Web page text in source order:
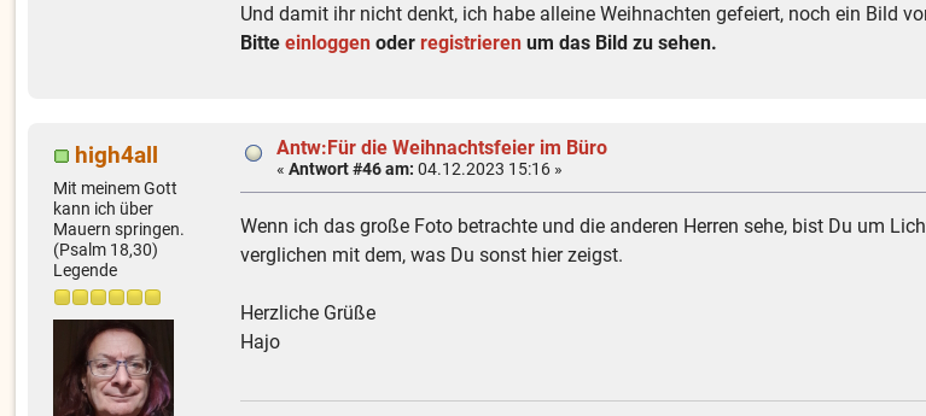
Und damit ihr nicht denkt, ich habe alleine Weihnachten gefeiert, noch ein Bild
Bitteeinloggen oderregistrieren um das Bild zu sehen.
high4all
Mit meinem Gott
kann ich über
Mauern springen.
(Psalm 18,30)
Legende
Antw:Für die Weihnachtsfeier im Büro
«Antwort #46 am: 04.12.2023 15:16 »
Wenn ich das große Foto betrachte und die anderen Herren sehe, bist Du um
verglichen mit dem, was Du sonst hier zeigst.
Herzliche Grüße
Hajo